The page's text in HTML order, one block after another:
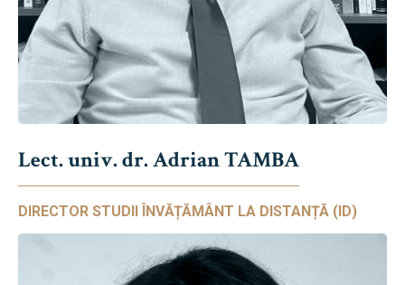
Lect. univ. dr. Adrian TAMBA
DIRECTOR STUDII ÎNVĂȚĂMÂNT LA DISTANȚĂ (ID)